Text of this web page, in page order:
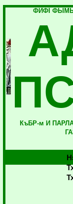
ФИФI
КъБР-м И